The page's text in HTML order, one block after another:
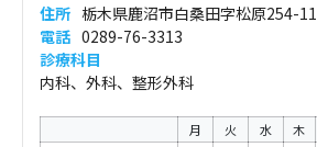
住所 栃木県鹿沼市白桑田字松原254-11
電話 0289-76-3313
診療科目
内科、外科、整形外科
月 火 水 木